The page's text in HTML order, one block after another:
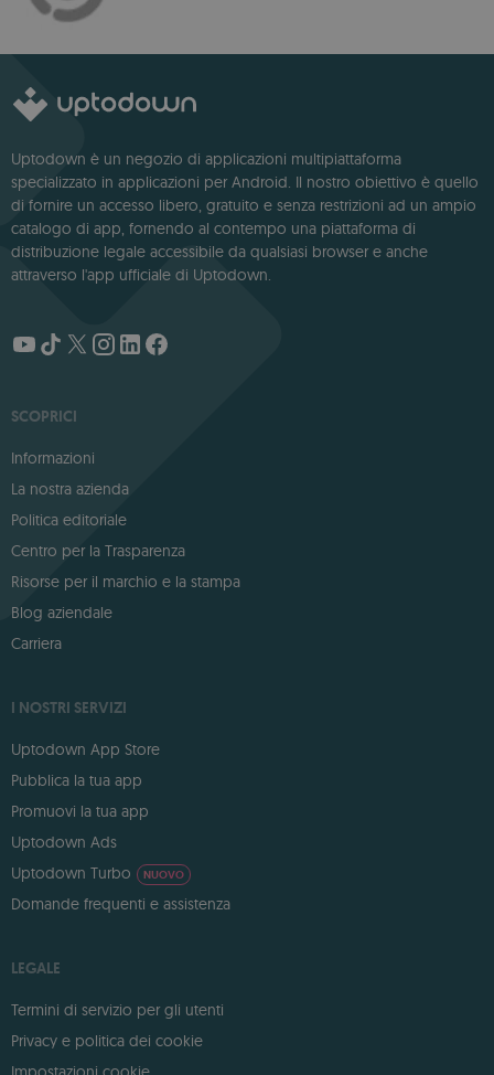
Uptodown è un negozio di applicazioni multipiattaforma
specializzato in applicazioni per Android. Il nostro obiettivo è quello
di fornire un accesso libero, gratuito e senza restrizioni ad un ampio
catalogo di app, fornendo al contempo una piattaforma di
distribuzione legale accessibile da qualsiasi browser e anche
attraverso l'app ufficiale di Uptodown.
SCOPRICI
Informazioni
La nostra azienda
Politica editoriale
Centro per la Trasparenza
Risorse per il marchio e la stampa
Blog aziendale
Carriera
I NOSTRI SERVIZI
Uptodown App Store
Pubblica la tua app
Promuovi la tua app
Uptodown Ads
Uptodown Turbo
NUOVO
Domande frequenti e assistenza
LEGALE
Termini di servizio per gli utenti
Privacy e politica dei cookie